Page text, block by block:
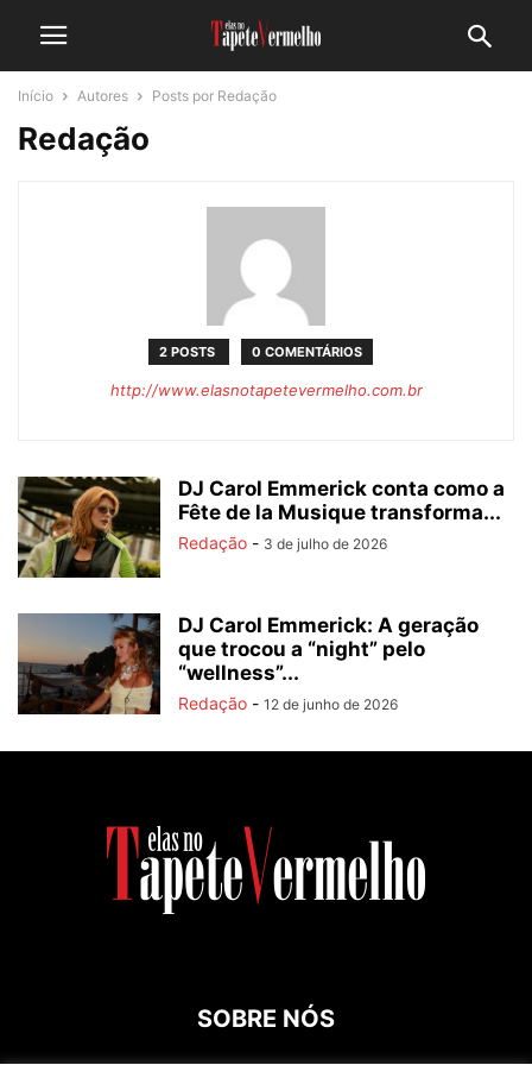
Início Autores Posts por Redação
Redação
2 POSTS 0 COMENTÁRIOS
http://www.elasnotapetevermelho.com.br
DJ Carol Emmerick conta como a
Fête de la Musique transforma...
Redação - 3 de julho de 2026
DJ Carol Emmerick: A geração
que trocou a “night” pelo
“wellness”...
Redação - 12 de junho de 2026
SOBRE NÓS